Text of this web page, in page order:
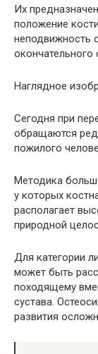
Их
положение
неподвижность
Наглядное
Сегодня при
обращаются
пожилого
Методика
у которых
располагает
природной
Для категории
может быть
походящему
сустава.
развития